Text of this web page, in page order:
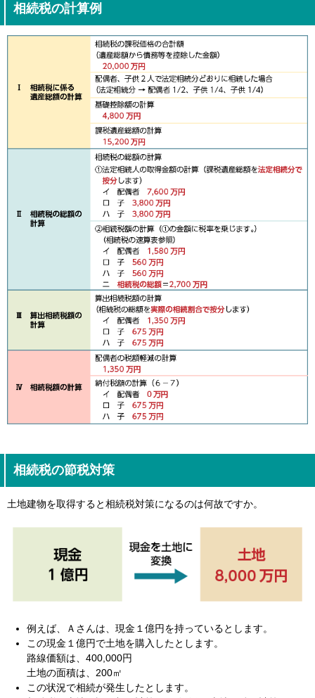
相続税の計算例
相続税の節税対策
土地建物を取得すると相続税対策になるのは何故ですか。
例えば、Ａさんは、現金１億円を持っているとします。
この現金１億円で土地を購入したとします。
路線価額は、400,000円
土地の面積は、200㎡
この状況で相続が発生したとします。